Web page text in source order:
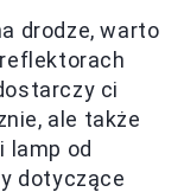
drodze, warto
ci
ale także
lamp od
dotyczące